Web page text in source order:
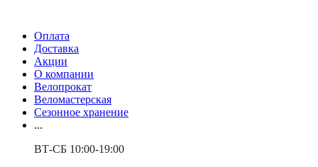
Оплата
Доставка
Акции
О компании
Велопрокат
Веломастерская
Сезонное хранение
...
ВТ-СБ 10:00-19:00